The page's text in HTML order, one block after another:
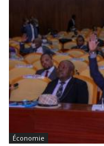
Économie